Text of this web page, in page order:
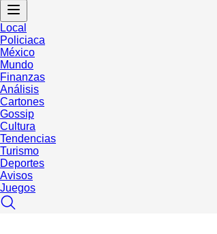
Local
Policiaca
México
Mundo
Finanzas
Análisis
Cartones
Gossip
Cultura
Tendencias
Turismo
Deportes
Avisos
Juegos